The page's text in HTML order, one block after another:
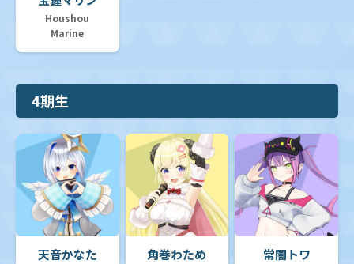
Houshou
Marine
4期生
天音かなた 角巻わため 常闇トワ